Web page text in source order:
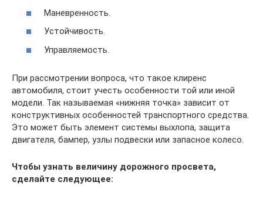
Маневренность.
Устойчивость.
Управляемость.
При рассмотрении вопроса, что такое клиренс
автомобиля, стоит учесть особенности той или иной
модели. Так называемая «нижняя точка» зависит от
конструктивных особенностей транспортного средства.
Это может быть элемент системы выхлопа, защита
двигателя, бампер, узлы подвески или запасное колесо.
Чтобы узнать величину дорожного просвета,
сделайте следующее: